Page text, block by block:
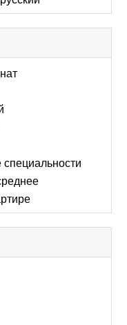
специальности